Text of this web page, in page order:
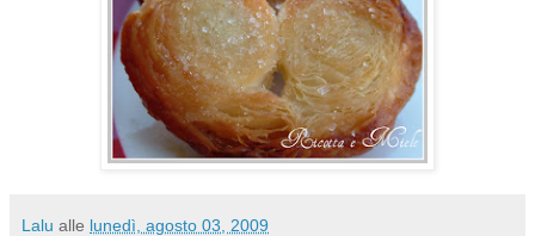
Lalu alle lunedì, agosto 03, 2009